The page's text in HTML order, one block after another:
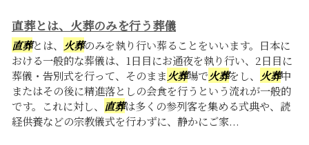
直葬とは、火葬のみを行う葬儀
直葬とは、 火葬のみを執り行い葬ることをいいます。日本に
おける一般的な葬儀は、1日目にお通夜を執り行い、2日目に
葬儀・告別式を行って、そのまま火葬場で火葬をし、 火葬中
またはその後に精進落としの会食を行うという流れが一般的
です。これに対し、 直葬は多くの参列客を集める式典や、読
経供養などの宗教儀式を行わずに、静かにご家...